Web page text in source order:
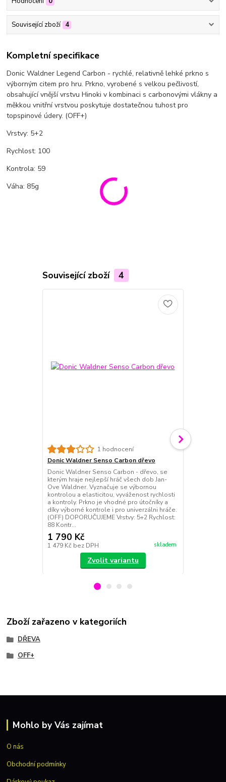
Související zboží 4
Kompletní specifikace
Donic Waldner Legend Carbon - rychlé, relativně lehké prkno s
výborným citem pro hru. Prkno, vyrobené s velkou pečlivostí,
obsahující vnější vrstvu Hinoki v kombinaci s carbonovými vlákny a
měkkou vnitřní vrstvou poskytuje dostatečnou tuhost pro
topspinové údery. (OFF+)
Vrstvy: 5+2
Rychlost: 100
Kontrola: 59
Váha: 85g
Související zboží 4
1 hodnocení
Donic Waldner Senso Carbon dřevo
Donic Waldner Senso Carbon - dřevo, se
kterým hraje nejlepší hráč všech dob Jan-
Ove Waldner. Vyznačuje se výbornou
kontrolou a elasticitou, vyváženost rychlosti
a kontroly. Prkno je vhodné pro útočníky a
díky výborné kontrole i pro univerzálni hráče.
(OFF) DOPORUČUJEME Vrstvy: 5+2 Rychlost:
88 Kontr...
1 790 Kč
1 479 Kč bez DPH skladem
Zvolit variantu
Donic
Zboží zařazeno v kategoriích
DŘEVA
OFF+
Mohlo by Vás zajímat
O nás
Obchodní podmínky